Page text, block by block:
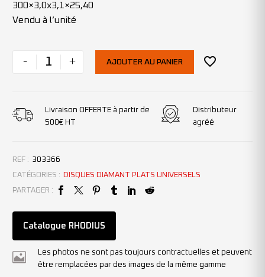
300×3,0x3,1×25,40
Vendu à l’unité
- + AJOUTER AU PANIER
Livraison OFFERTE à partir de
500€ HT
Distributeur
agréé
REF : 303366
CATÉGORIES :
DISQUES DIAMANT PLATS UNIVERSELS
PARTAGER :
Catalogue RHODIUS
Les photos ne sont pas toujours contractuelles et peuvent
être remplacées par des images de la même gamme